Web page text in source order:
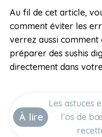
Au fil de cet article,
comment éviter les
verrez aussi
préparer des sushis
directement dans
À lire
Les astuces
l’os de